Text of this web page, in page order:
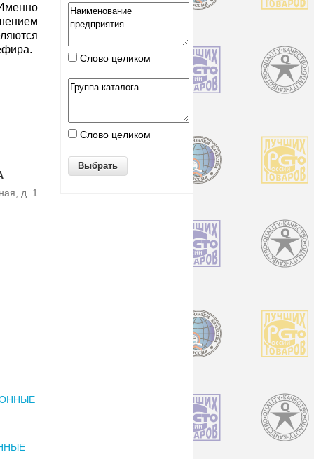
д. 1
Слово целиком
Слово целиком